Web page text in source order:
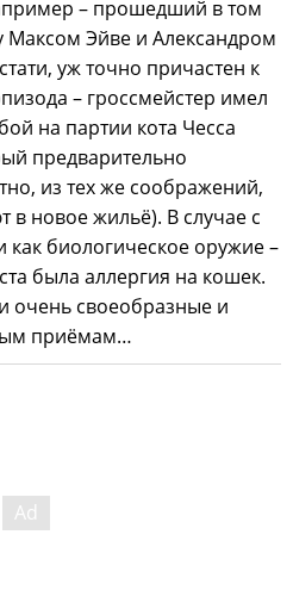
– прошедший в том
Максом Эйве и Александром
уж точно причастен к
– гроссмейстер имел
на партии кота Чесса
предварительно
из тех же соображений,
в новое жильё). В случае с
как биологическое оружие –
была аллергия на кошек.
очень своеобразные и
приёмам…